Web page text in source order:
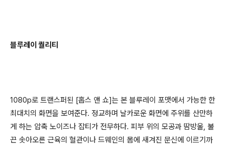
블루레이 퀄리티
1080p로 트랜스퍼된 [홉스 앤 쇼]는 본 블루레이 포맷에서 가능한 한
최대치의 화면을 보여준다. 정교하며 날카로운 화면에 주위를 산만하
게 하는 압축 노이즈나 잡티가 전무하다. 피부 위의 모공과 땀방울, 불
끈 솟아오른 근육의 혈관이나 드웨인의 몸에 새겨진 문신에 이르기까